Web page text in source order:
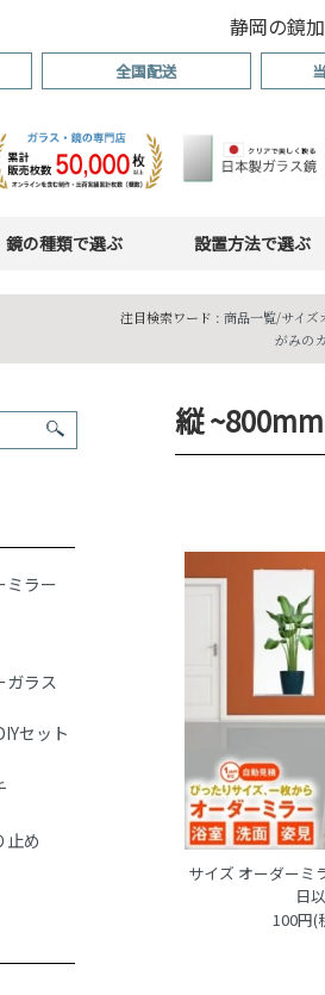
静岡の鏡
全国配送
鏡の種類で選ぶ 設置方法で選ぶ
注目検索ワード : 商品一覧/サイズ
がみの
縦 ~800mm
サイズ オーダーミ
日
100円(
ミラー
ガラス
セット
止め